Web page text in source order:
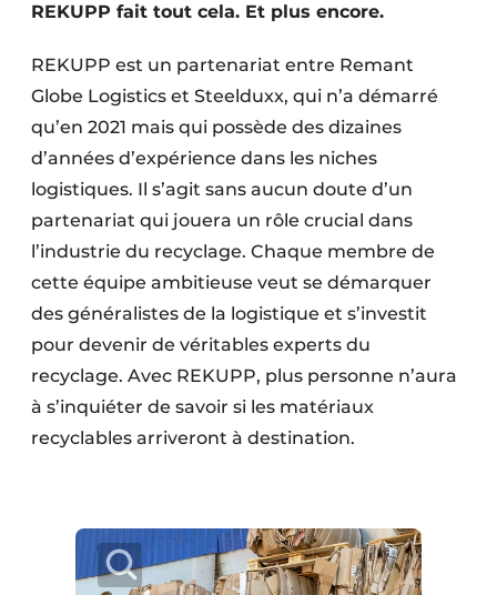
REKUPP fait tout cela. Et plus encore.
REKUPP est un partenariat entre Remant
Globe Logistics et Steelduxx, qui n’a démarré
qu’en 2021 mais qui possède des dizaines
d’années d’expérience dans les niches
logistiques. Il s’agit sans aucun doute d’un
partenariat qui jouera un rôle crucial dans
l’industrie du recyclage. Chaque membre de
cette équipe ambitieuse veut se démarquer
des généralistes de la logistique et s’investit
pour devenir de véritables experts du
recyclage. Avec REKUPP, plus personne n’aura
à s’inquiéter de savoir si les matériaux
recyclables arriveront à destination.